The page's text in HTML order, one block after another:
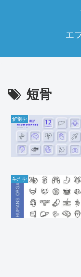
エ
短骨
解剖学
生理学